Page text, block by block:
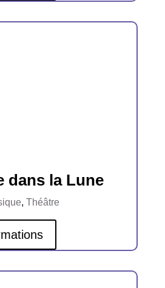
dans la Lune
, Théâtre